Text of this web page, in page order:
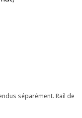
total d'avis: 78
séparément. Rail de